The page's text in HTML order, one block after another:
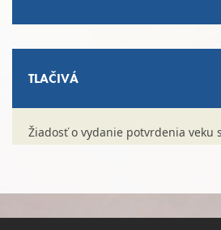
TLAČIVÁ
Žiadosť o vydanie potvrdenia veku